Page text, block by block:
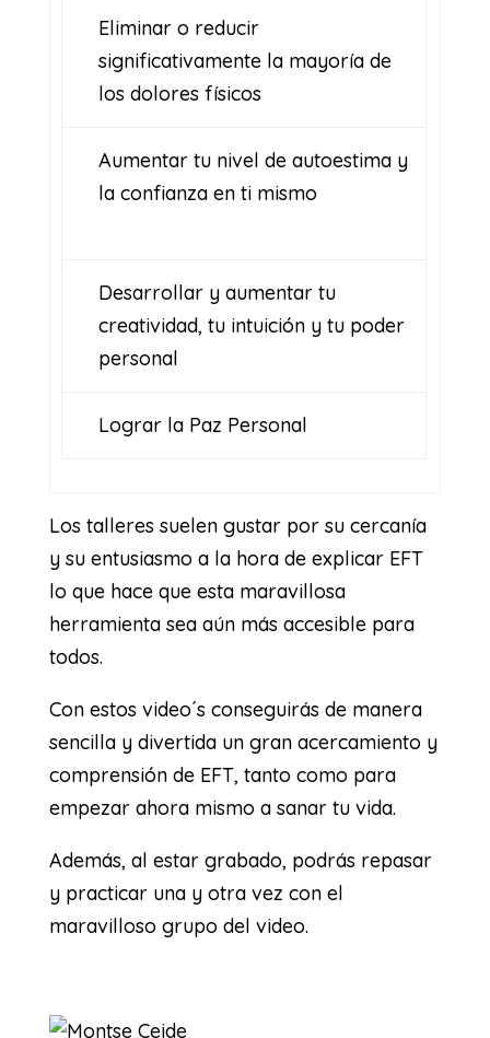
Eliminar o reducir
significativamente la mayoría de
los dolores físicos
Aumentar tu nivel de autoestima y
la confianza en ti mismo
Desarrollar y aumentar tu
creatividad, tu intuición y tu poder
personal
Lograr la Paz Personal
Los talleres suelen gustar por su cercanía
y su entusiasmo a la hora de explicar EFT
lo que hace que esta maravillosa
herramienta sea aún más accesible para
todos.
Con estos video´s conseguirás de manera
sencilla y divertida un gran acercamiento y
comprensión de EFT, tanto como para
empezar ahora mismo a sanar tu vida.
Además, al estar grabado, podrás repasar
y practicar una y otra vez con el
maravilloso grupo del video.